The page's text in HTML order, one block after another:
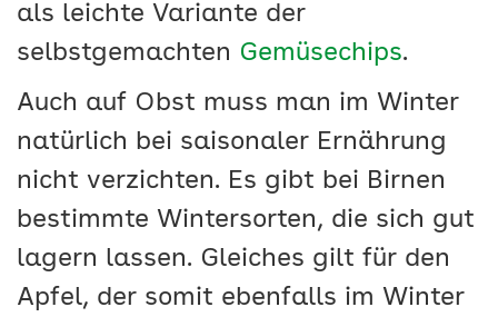
als leichte Variante der
selbstgemachten Gemüsechips.
Auch auf Obst muss man im Winter
natürlich bei saisonaler Ernährung
nicht verzichten. Es gibt bei Birnen
bestimmte Wintersorten, die sich gut
lagern lassen. Gleiches gilt für den
Apfel, der somit ebenfalls im Winter